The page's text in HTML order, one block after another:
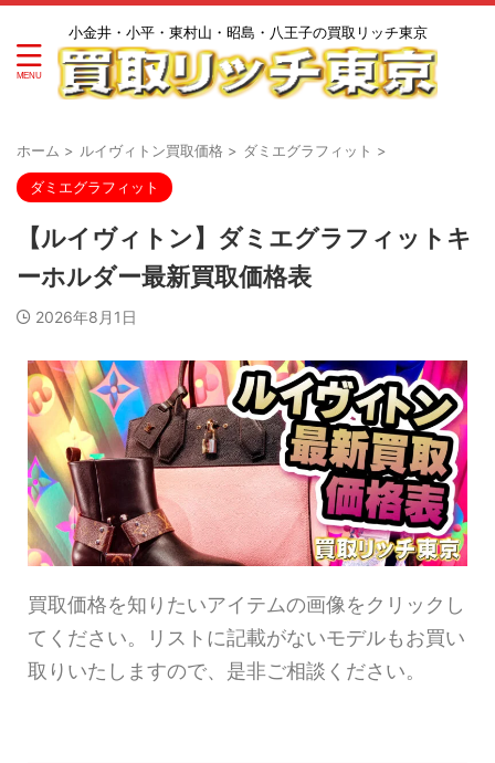
小金井・小平・東村山・昭島・八王子の買取リッチ東京
ホーム > ルイヴィトン買取価格 > ダミエグラフィット >
ダミエグラフィット
【ルイヴィトン】ダミエグラフィットキ
ーホルダー最新買取価格表
2026年8月1日
買取価格を知りたいアイテムの画像をクリックし
てください。リストに記載がないモデルもお買い
取りいたしますので、是非ご相談ください。